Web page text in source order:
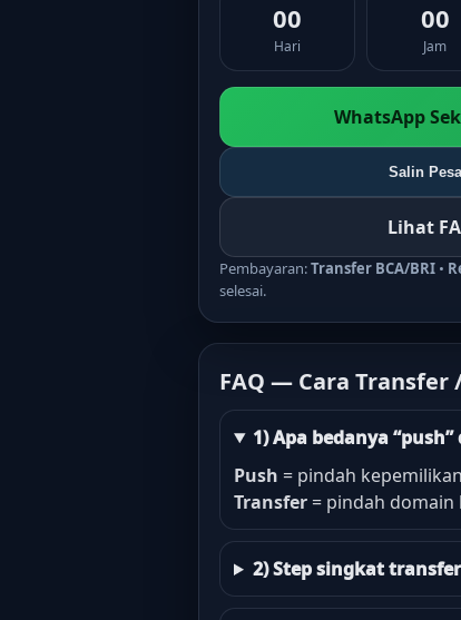
00
Hari
00
Jam
WhatsApp
Salin
Lihat
Pembayaran:Transfer BCA/BRI •
selesai.
FAQ — Cara Transfer
1) Apa bedanya
Push = pindah
Transfer = pindah domain
2) Step singkat